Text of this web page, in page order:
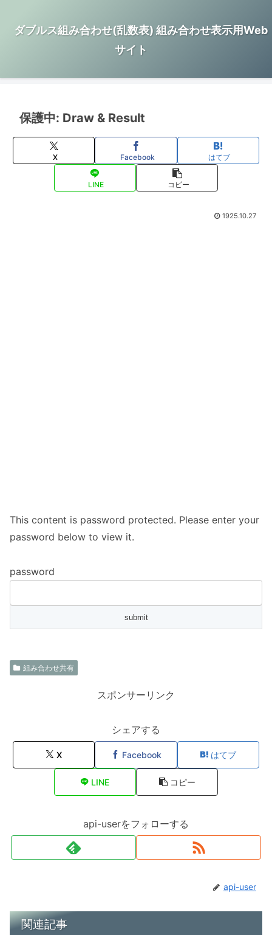
ダブルス組み合わせ(乱数表) 組み合わせ表示用Web
サイト
保護中: Draw & Result
X Facebook はてブ
LINE コピー
1925.10.27
This content is password protected. Please enter your
password below to view it.
password
組み合わせ共有
スポンサーリンク
シェアする
X Facebook はてブ
LINE コピー
api-userをフォローする
api-user
関連記事